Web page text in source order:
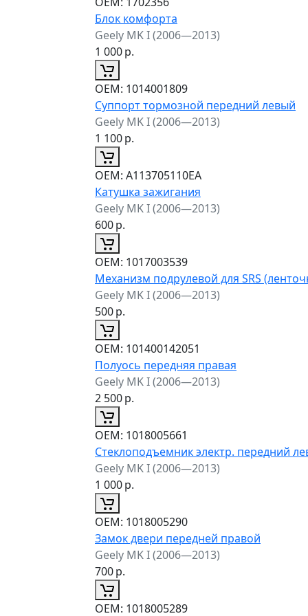
Блок комфорта
Geely MK I (2006—2013)
1 000р.
ОЕМ: 1014001809
Суппорт тормозной передний левый
Geely MK I (2006—2013)
1 100р.
ОЕМ: A113705110EA
Катушка зажигания
Geely MK I (2006—2013)
600р.
ОЕМ: 1017003539
Механизм подрулевой для SRS
Geely MK I (2006—2013)
500р.
ОЕМ: 101400142051
Полуось передняя правая
Geely MK I (2006—2013)
2 500р.
ОЕМ: 1018005661
Стеклоподъемник электр. передний
Geely MK I (2006—2013)
1 000р.
ОЕМ: 1018005290
Замок двери передней правой
Geely MK I (2006—2013)
700р.
ОЕМ: 1018005289